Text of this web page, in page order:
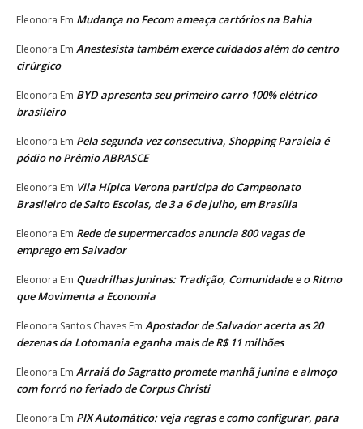
Eleonora Em Mudança no Fecom ameaça cartórios na Bahia
Eleonora Em Anestesista também exerce cuidados além do centro
cirúrgico
Eleonora Em BYD apresenta seu primeiro carro 100% elétrico
brasileiro
Eleonora Em Pela segunda vez consecutiva, Shopping Paralela é
pódio no Prêmio ABRASCE
Eleonora Em Vila Hípica Verona participa do Campeonato
Brasileiro de Salto Escolas, de 3 a 6 de julho, em Brasília
Eleonora Em Rede de supermercados anuncia 800 vagas de
emprego em Salvador
Eleonora Em Quadrilhas Juninas: Tradição, Comunidade e o Ritmo
que Movimenta a Economia
Eleonora Santos Chaves Em Apostador de Salvador acerta as 20
dezenas da Lotomania e ganha mais de R$ 11 milhões
Eleonora Em Arraiá do Sagratto promete manhã junina e almoço
com forró no feriado de Corpus Christi
Eleonora Em PIX Automático: veja regras e como configurar, para